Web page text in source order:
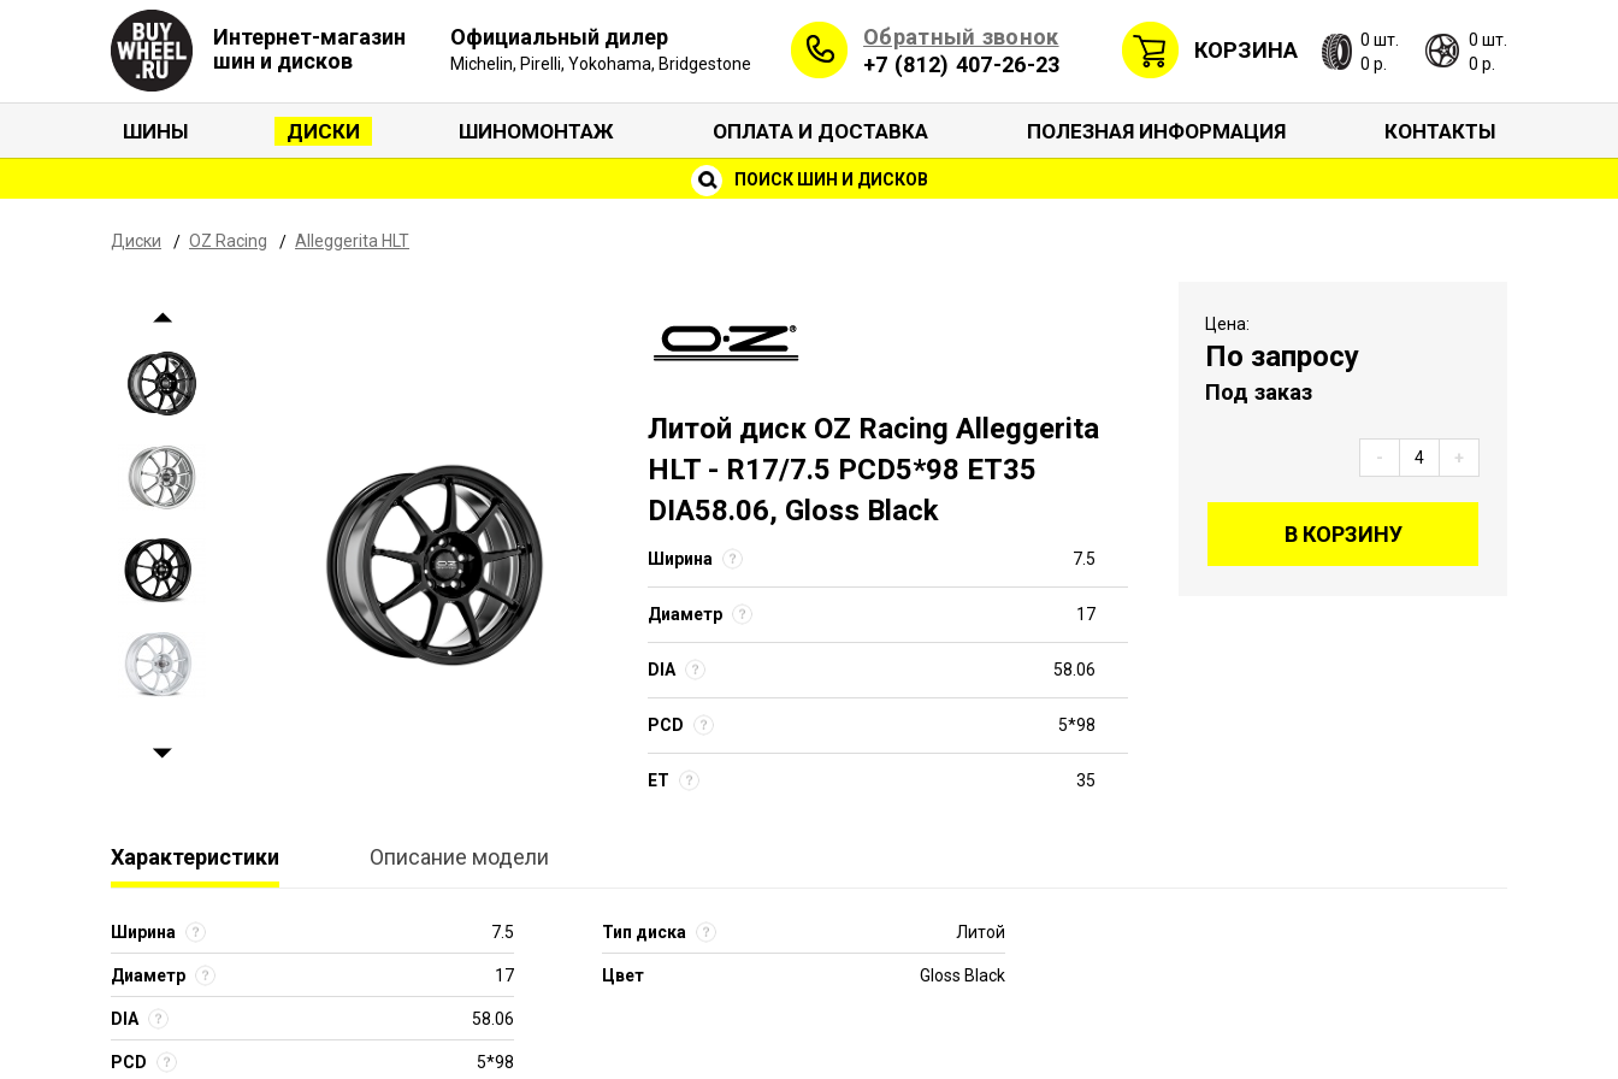
Интернет-магазин
шин и дисков
Официальный дилер
Michelin, Pirelli, Yokohama, Bridgestone
Обратный звонок
+7 (812) 407-26-23
КОРЗИНА
0 шт.
0 р.
0 шт.
0 р.
ШИНЫ ДИСКИ ШИНОМОНТАЖ ОПЛАТА И ДОСТАВКА ПОЛЕЗНАЯ ИНФОРМАЦИЯ КОНТАКТЫ
ПОИСК ШИН И ДИСКОВ
Диски OZ Racing Alleggerita HLT
Литой диск OZ Racing Alleggerita
HLT - R17/7.5 PCD5*98 ET35
DIA58.06, Gloss Black
Ширина 7.5
Диаметр 17
DIA 58.06
PCD 5*98
ET 35
Цена:
По запросу
Под заказ
- +
В КОРЗИНУ
Характеристики Описание модели
Ширина 7.5
Диаметр 17
DIA 58.06
PCD 5*98
Тип диска Литой
Цвет Gloss Black